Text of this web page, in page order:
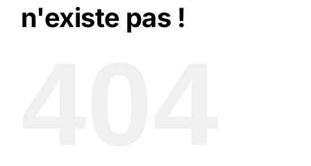
n'existe pas !